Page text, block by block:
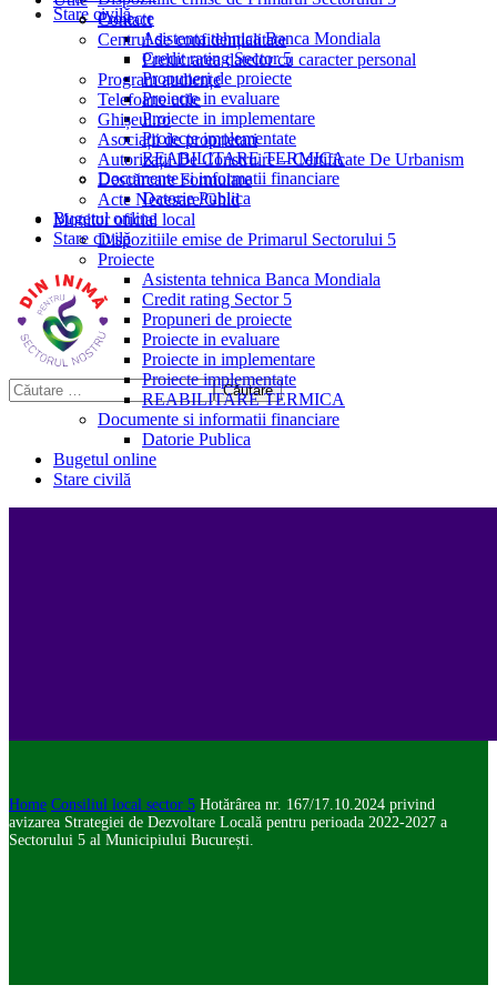
Stare civilă
Proiecte
Asistenta tehnica Banca Mondiala
Credit rating Sector 5
Propuneri de proiecte
Proiecte in evaluare
Proiecte in implementare
Proiecte implementate
REABILITARE TERMICA
Documente si informatii financiare
Datorie Publica
Bugetul online
Stare civilă
Contact
Centrul de confidențialitate
Prelucrarea datelor cu caracter personal
Program audiențe
Telefoane utile
Ghișeul.ro
Asociații de proprietari
Autorizații De Construire – Certificate De Urbanism
Descărcare Formulare
Acte Necesare/Ghid
Monitor oficial local
Dispozitiile emise de Primarul Sectorului 5
Proiecte
Asistenta tehnica Banca Mondiala
Credit rating Sector 5
Propuneri de proiecte
Proiecte in evaluare
Proiecte in implementare
Proiecte implementate
REABILITARE TERMICA
Documente si informatii financiare
Datorie Publica
Bugetul online
Stare civilă
Home Consiliul local sector 5 Hotărârea nr. 167/17.10.2024 privind
avizarea Strategiei de Dezvoltare Locală pentru perioada 2022-2027 a
Sectorului 5 al Municipiului București.